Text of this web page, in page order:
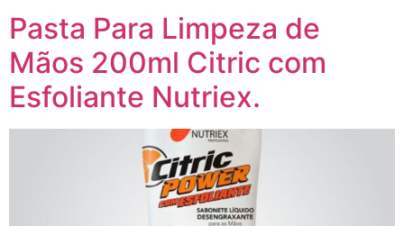
Pasta Para Limpeza de
Mãos 200ml Citric com
Esfoliante Nutriex.